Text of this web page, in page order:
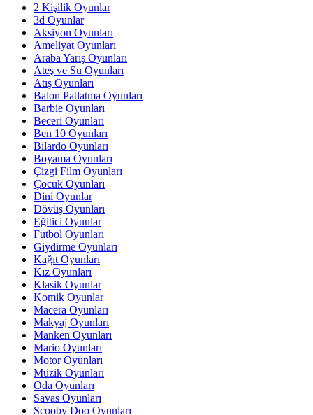
2 Kişilik Oyunlar
3d Oyunlar
Aksiyon Oyunları
Ameliyat Oyunları
Araba Yarış Oyunları
Ateş ve Su Oyunları
Atış Oyunları
Balon Patlatma Oyunları
Barbie Oyunları
Beceri Oyunları
Ben 10 Oyunları
Bilardo Oyunları
Boyama Oyunları
Çizgi Film Oyunları
Çocuk Oyunları
Dini Oyunlar
Dövüş Oyunları
Eğitici Oyunlar
Futbol Oyunları
Giydirme Oyunları
Kağıt Oyunları
Kız Oyunları
Klasik Oyunlar
Komik Oyunlar
Macera Oyunları
Makyaj Oyunları
Manken Oyunları
Mario Oyunları
Motor Oyunları
Müzik Oyunları
Oda Oyunları
Savas Oyunları
Scooby Doo Oyunları